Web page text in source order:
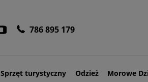
786 895 179
Sprzęt turystyczny Odzież Morowe